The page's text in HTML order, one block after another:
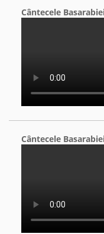
Cântecele
Cântecele